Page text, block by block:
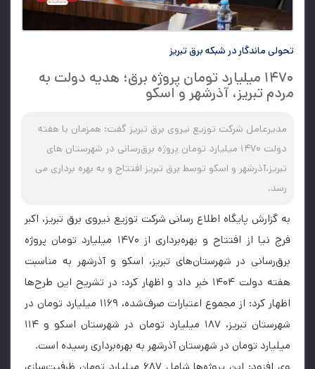
تحولی ماندگار در شبکه برق تبریز
۱۴۷۰ میلیارد تومان پروژه برق؛ هدیه دولت به
مردم تبریز، آذرشهر و اسکو
مدیرعامل شرکت توزیع نیروی برق تبریز گفت: همزمان با هفته
دولت ۱۴۷۰ میلیارد تومان پروژه برق‌رسانی در شهرستان های
تبریز،آذرشهر و اسکو توسط برق تبریز افتتاح و به بهره برداری می
رسد.
به گزارش پایگاه اطلاع رسانی شرکت توزیع نیروی برق تبریز، اکبر
فرج نیا از افتتاح و بهره‌برداری از ۱۴۷۰ میلیارد تومان پروژه
برق‌رسانی در شهرستان‌های تبریز، اسکو و آذرشهر به مناسبت
هفته دولت ۱۴۰۴ خبر داد و اظهار کرد: در تشریح این طرح‌ها
اظهار کرد: از مجموع اعتبارات صرف‌شده، ۱۱۶۹ میلیارد تومان در
شهرستان تبریز، ۱۸۷ میلیارد تومان در شهرستان اسکو و ۱۱۴
میلیارد تومان در شهرستان آذرشهر به بهره‌برداری رسیده است.